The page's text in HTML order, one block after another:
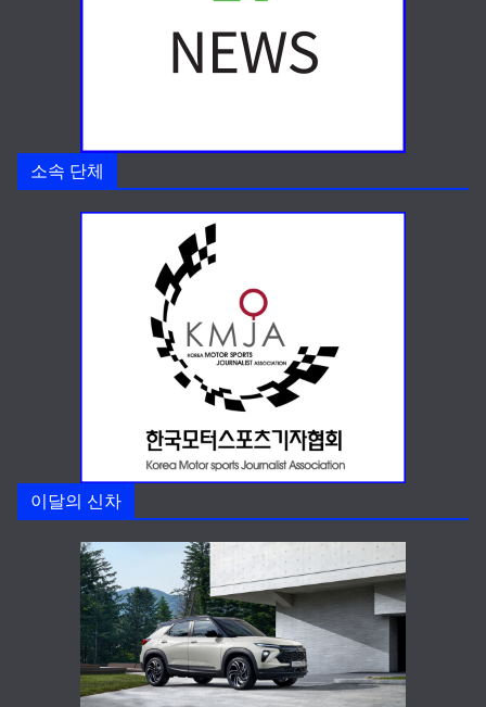
소속 단체
이달의 신차